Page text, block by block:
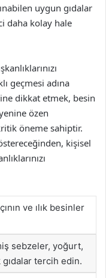
uygun gıdalar
daha kolay hale
geçmesi adına
dikkat etmek, besin
özen
öneme sahiptir.
kişisel
ve ılık besinler
sebzeler, yoğurt,
tercih edin.